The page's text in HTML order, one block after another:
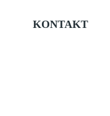
KONTAKT